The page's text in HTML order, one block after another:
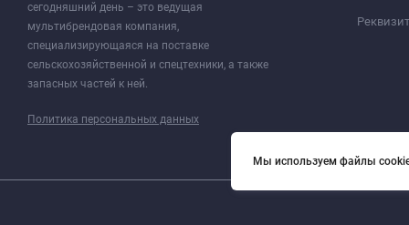
сегодняшний день – это ведущая
мультибрендовая компания,
специализирующаяся на поставке
сельскохозяйственной и спецтехники, а также
запасных частей к ней.
Политика персональных данных
Мы используем файлы